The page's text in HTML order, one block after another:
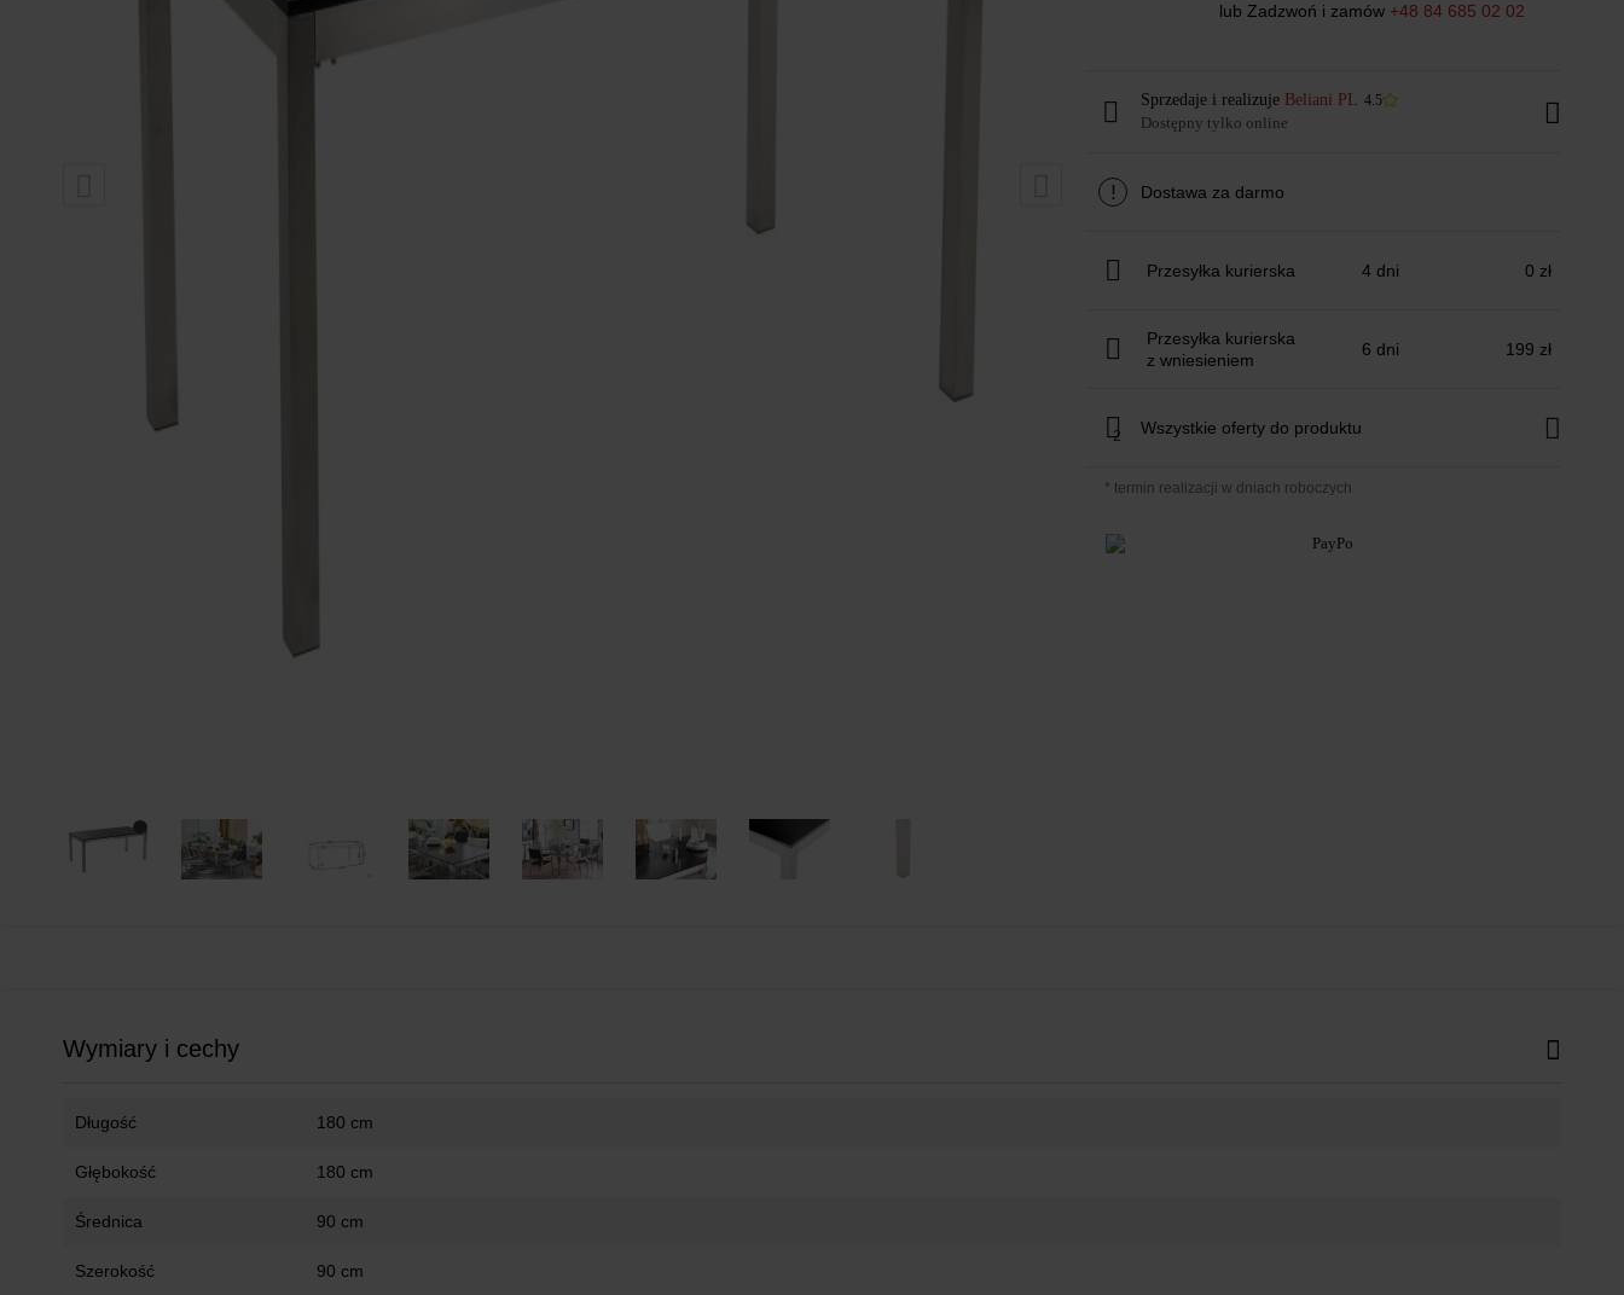
lub Zadzwoń i zamów +48 84 685 02 02
Sprzedaje i realizuje Beliani PL 4.5
Dostępny tylko online
! Dostawa za darmo
Przesyłka kurierska 4 dni 0 zł
Przesyłka kurierska
z wniesieniem
6 dni 199 zł
2 Wszystkie oferty do produktu
* termin realizacji w dniach roboczych
Wymiary i cechy
Długość 180 cm
Głębokość 180 cm
Średnica 90 cm
Szerokość 90 cm